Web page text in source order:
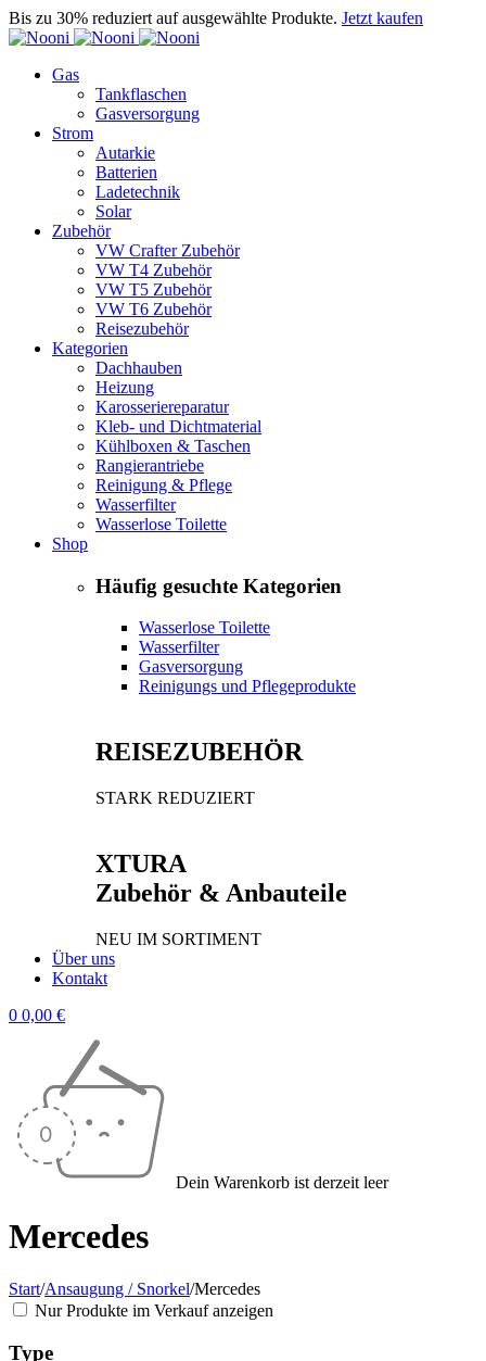
Bis zu 30% reduziert auf ausgewählte Produkte. Jetzt kaufen
Gas
Tankflaschen
Gasversorgung
Strom
Autarkie
Batterien
Ladetechnik
Solar
Zubehör
VW Crafter Zubehör
VW T4 Zubehör
VW T5 Zubehör
VW T6 Zubehör
Reisezubehör
Kategorien
Dachhauben
Heizung
Karosseriereparatur
Kleb- und Dichtmaterial
Kühlboxen & Taschen
Rangierantriebe
Reinigung & Pflege
Wasserfilter
Wasserlose Toilette
Shop
Häufig gesuchte Kategorien
Wasserlose Toilette
Wasserfilter
Gasversorgung
Reinigungs und Pflegeprodukte
REISEZUBEHÖR
STARK REDUZIERT
XTURA
Zubehör & Anbauteile
NEU IM SORTIMENT
Über uns
Kontakt
0 0,00 €
Dein Warenkorb ist derzeit leer
Mercedes
Start/Ansaugung / Snorkel/Mercedes
Nur Produkte im Verkauf anzeigen
Type